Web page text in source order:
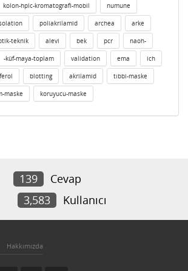
kolon-hplc-kromatografi-mobil numune
poliakrilamid archea arke
teknik alevi bek pcr naoh-
-küf-maya-toplam validation ema ich
blotting akrilamid tıbbi-maske
maske koruyucu-maske
139
Cevap
3,583 Kullanıcı
Hakkımızda